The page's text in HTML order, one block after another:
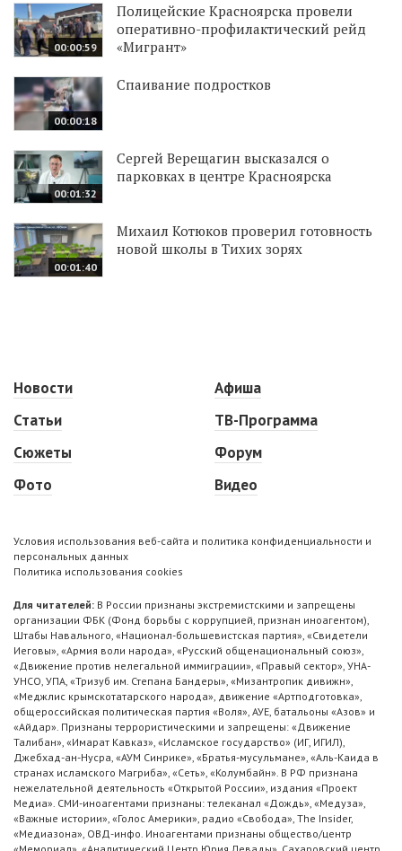
00:00:59
Полицейские Красноярска провели
оперативно-профилактический рейд
«Мигрант»
00:00:18
Спаивание подростков
00:01:32
Сергей Верещагин высказался о
парковках в центре Красноярска
00:01:40
Михаил Котюков проверил готовность
новой школы в Тихих зорях
Новости
Статьи
Сюжеты
Фото
Афиша
ТВ-Программа
Форум
Видео
Условия использования веб-сайта и политика конфиденциальности и
персональных данных
Политика использования cookies
Для читателей: В России признаны экстремистскими и запрещены
организации ФБК (Фонд борьбы с коррупцией, признан иноагентом),
Штабы Навального, «Национал-большевистская партия», «Свидетели
Иеговы», «Армия воли народа», «Русский общенациональный союз»,
«Движение против нелегальной иммиграции», «Правый сектор», УНА-
УНСО, УПА, «Тризуб им. Степана Бандеры», «Мизантропик дивижн»,
«Меджлис крымскотатарского народа», движение «Артподготовка»,
общероссийская политическая партия «Воля», АУЕ, батальоны «Азов» и
«Айдар». Признаны террористическими и запрещены: «Движение
Талибан», «Имарат Кавказ», «Исламское государство» (ИГ, ИГИЛ),
Джебхад-ан-Нусра, «АУМ Синрике», «Братья-мусульмане», «Аль-Каида в
странах исламского Магриба», «Сеть», «Колумбайн». В РФ признана
нежелательной деятельность «Открытой России», издания «Проект
Медиа». СМИ-иноагентами признаны: телеканал «Дождь», «Медуза»,
«Важные истории», «Голос Америки», радио «Свобода», The Insider,
«Медиазона», ОВД-инфо. Иноагентами признаны общество/центр